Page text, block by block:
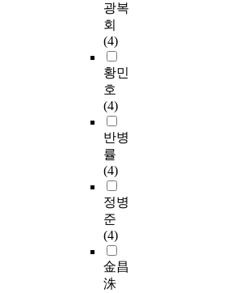
광복
회
(4)
황민
호
(4)
반병
률
(4)
정병
준
(4)
金昌
洙